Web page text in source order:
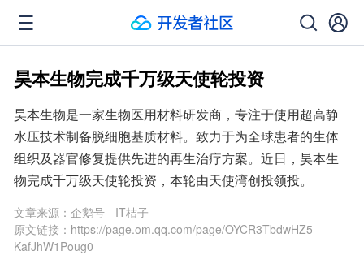
昊本生物完成千万级天使轮投资
昊本生物是一家生物医用材料研发商，专注于使用超高静
水压技术制备脱细胞基质材料。致力于为全球患者的生体
组织及器官修复提供先进的再生治疗方案。近日，昊本生
物完成千万级天使轮投资，本轮由天使湾创投领投。
文章来源： 企鹅号 - IT桔子
原文链接： https://page.om.qq.com/page/OYCR3TbdwHZ5-
KafJhW1Poug0